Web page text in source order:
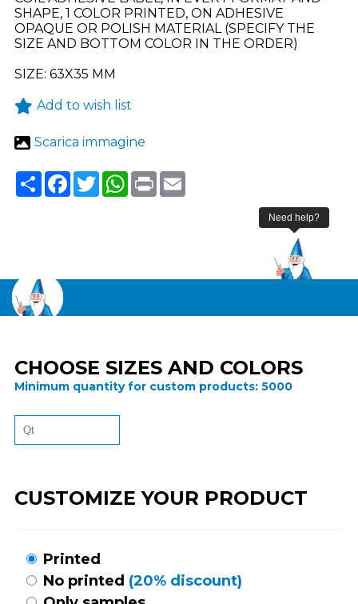
SHAPE, 1 COLOR PRINTED, ON ADHESIVE
OPAQUE OR POLISH MATERIAL (SPECIFY THE
SIZE AND BOTTOM COLOR IN THE ORDER)
SIZE: 63X35 MM
Add to wish list
Scarica immagine
ShareFacebook
TwitterWhatsApp
PrintEmail
CHOOSE SIZES AND COLORS
Minimum quantity for custom products: 5000
CUSTOMIZE YOUR PRODUCT
Printed
No printed (20% discount)